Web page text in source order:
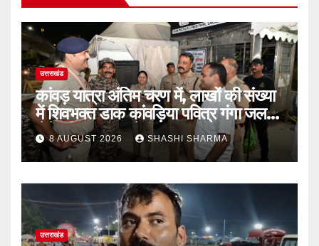
उत्तराखंड
कांवड़ यात्रा अंतिम चरण में, लाखों की संख्या
में शिवभक्त डाक कांवड़िया पवित्र गंगा जल
लेने हरिद्वार पहुंच रहे
8 AUGUST 2026 SHASHI SHARMA
उत्तराखंड